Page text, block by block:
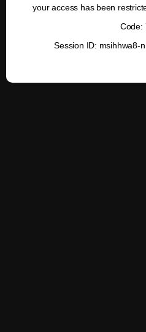
your access has been
Code:
Session ID: msihhwa8-